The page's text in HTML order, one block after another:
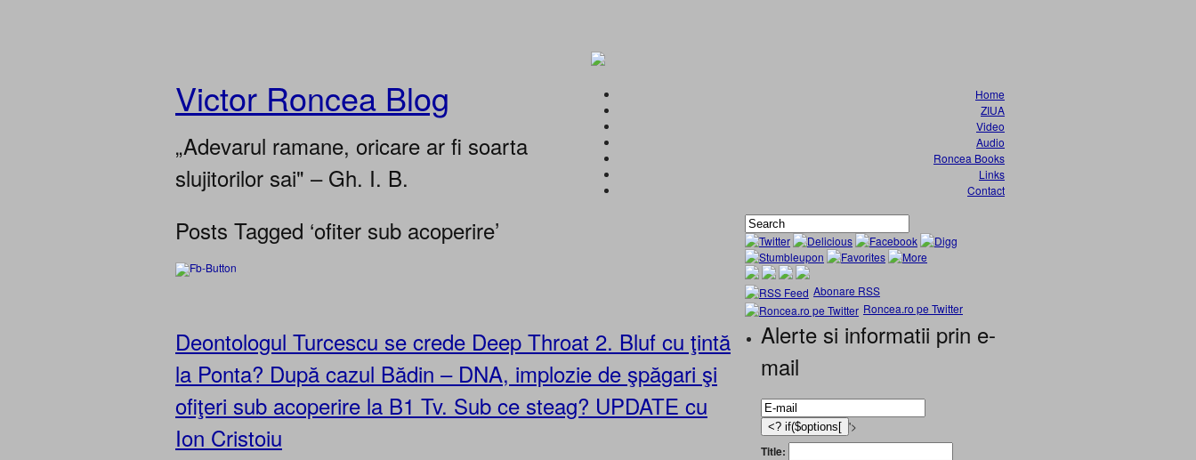
Victor Roncea Blog
„Adevarul ramane, oricare ar fi soarta
slujitorilor sai" – Gh. I. B.
Home
ZIUA
Video
Audio
Roncea Books
Links
Contact
Posts Tagged ‘ofiter sub acoperire’
Deontologul Turcescu se crede Deep Throat 2. Bluf cu ţintă
la Ponta? După cazul Bădin – DNA, implozie de şpăgari şi
ofiţeri sub acoperire la B1 Tv. Sub ce steag? UPDATE cu
Ion Cristoiu
Abonare RSS
Roncea.ro pe Twitter
Alerte si informatii prin e-
mail
'>
Title: